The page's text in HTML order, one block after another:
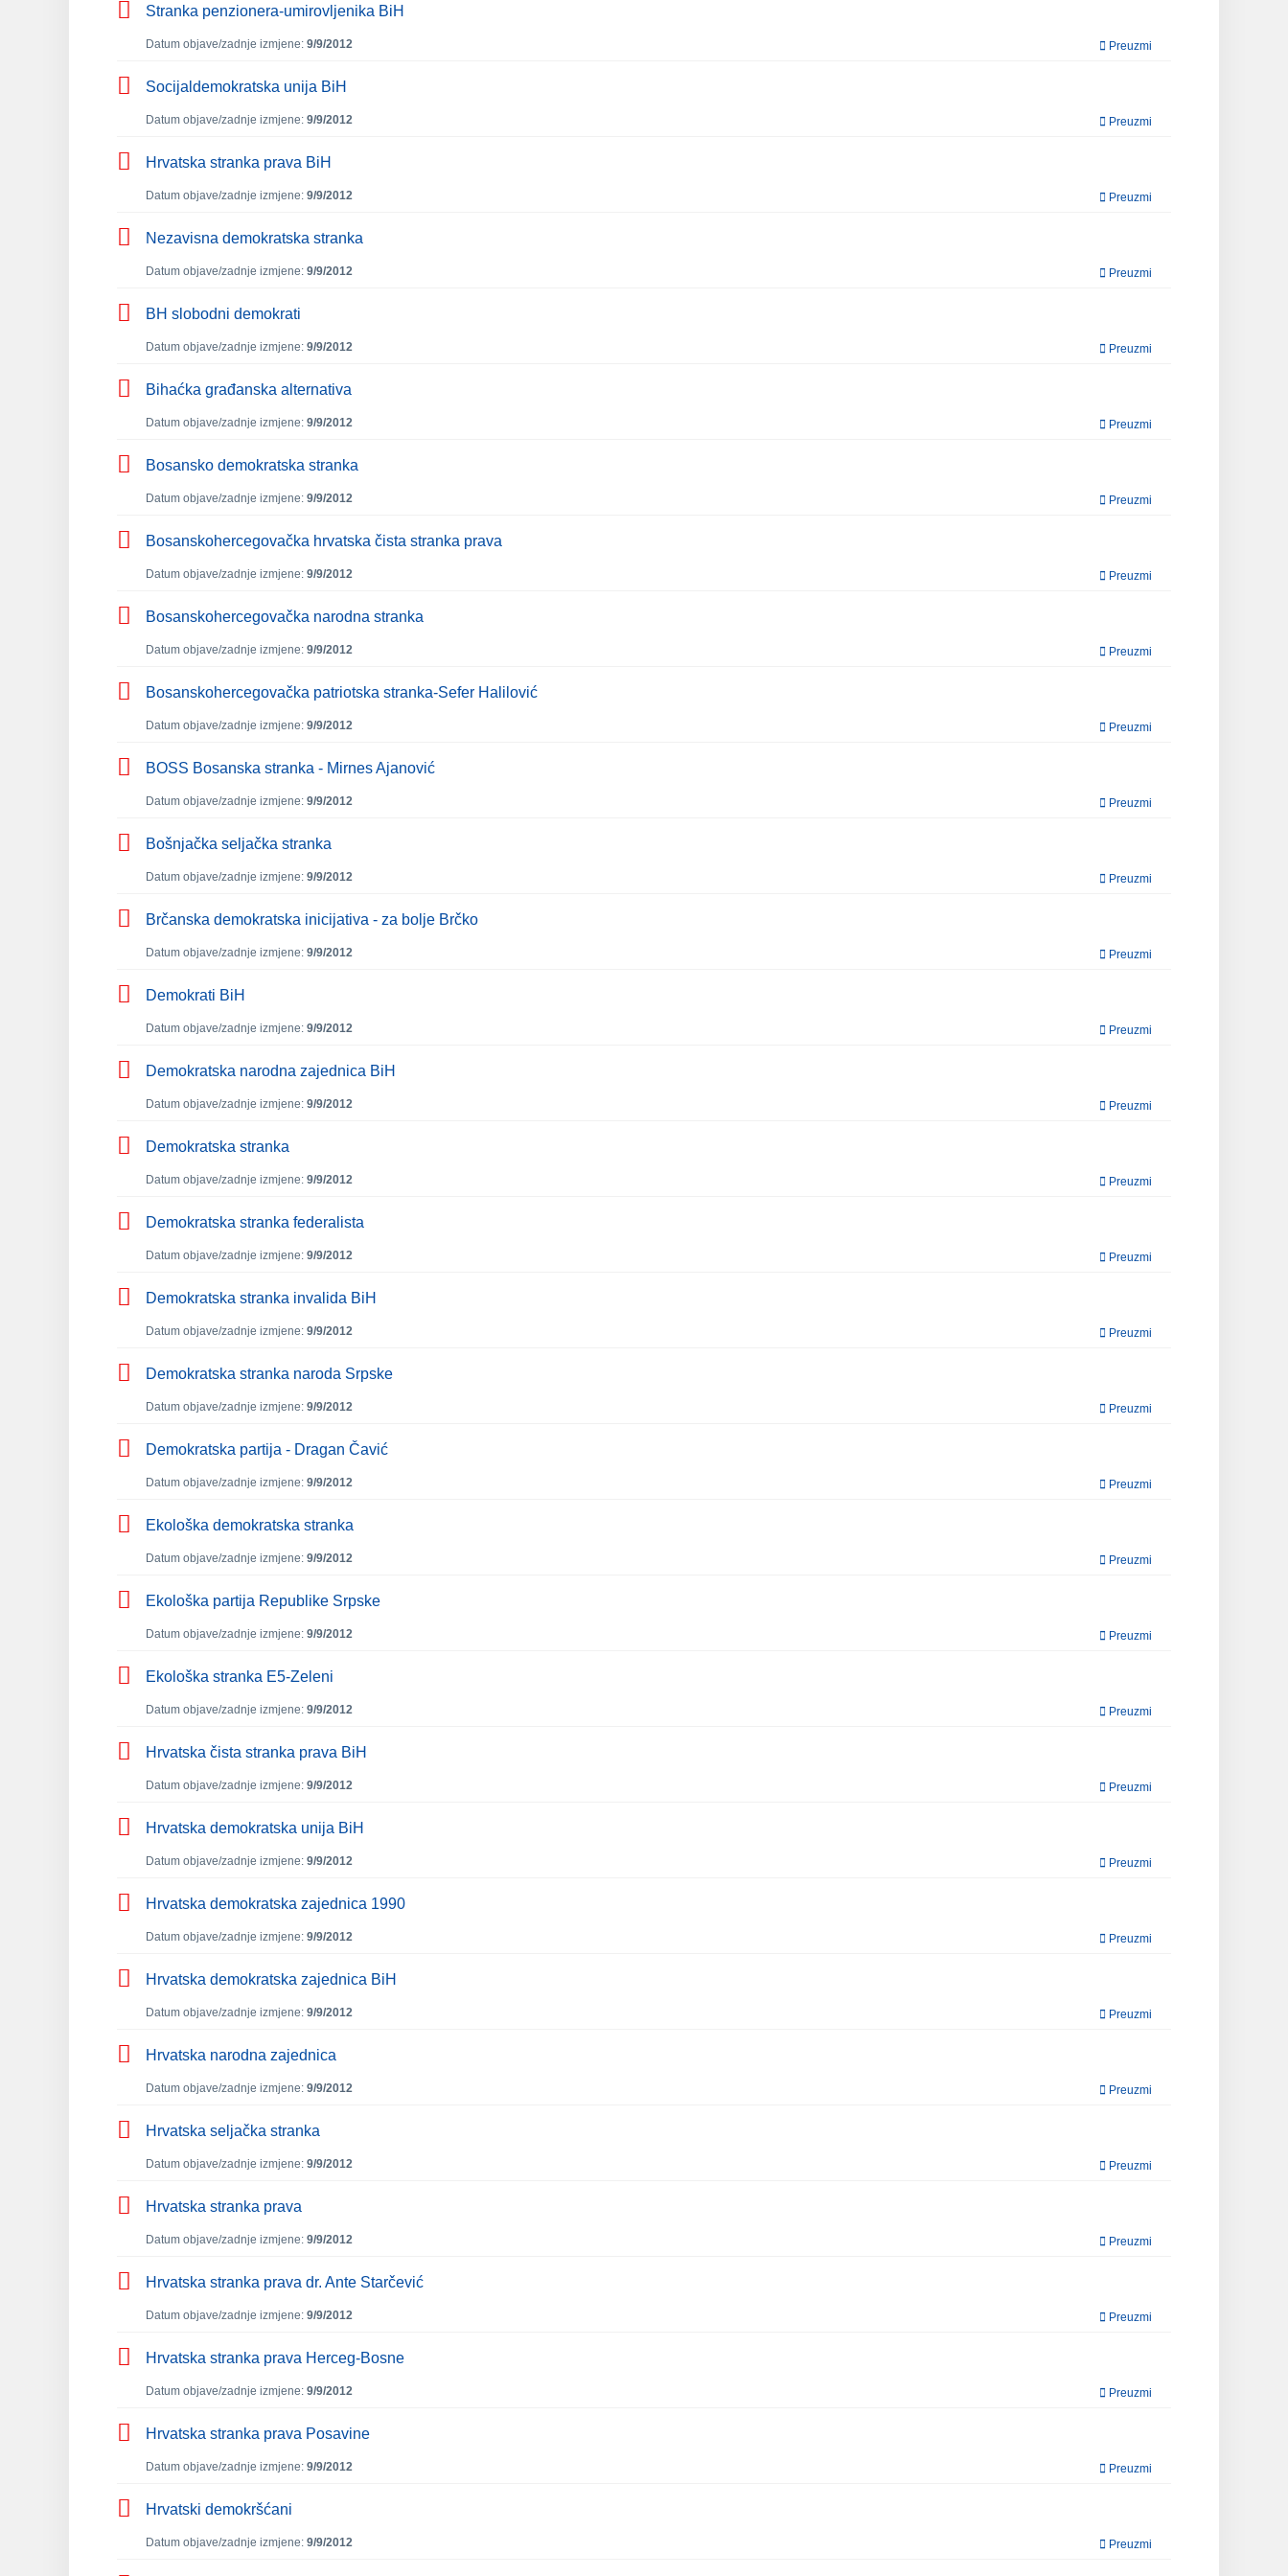
Stranka penzionera-umirovljenika BiH
Datum objave/zadnje izmjene: 9/9/2012 Preuzmi
Socijaldemokratska unija BiH
Datum objave/zadnje izmjene: 9/9/2012 Preuzmi
Hrvatska stranka prava BiH
Datum objave/zadnje izmjene: 9/9/2012 Preuzmi
Nezavisna demokratska stranka
Datum objave/zadnje izmjene: 9/9/2012 Preuzmi
BH slobodni demokrati
Datum objave/zadnje izmjene: 9/9/2012 Preuzmi
Bihaćka građanska alternativa
Datum objave/zadnje izmjene: 9/9/2012 Preuzmi
Bosansko demokratska stranka
Datum objave/zadnje izmjene: 9/9/2012 Preuzmi
Bosanskohercegovačka hrvatska čista stranka prava
Datum objave/zadnje izmjene: 9/9/2012 Preuzmi
Bosanskohercegovačka narodna stranka
Datum objave/zadnje izmjene: 9/9/2012 Preuzmi
Bosanskohercegovačka patriotska stranka-Sefer Halilović
Datum objave/zadnje izmjene: 9/9/2012 Preuzmi
BOSS Bosanska stranka - Mirnes Ajanović
Datum objave/zadnje izmjene: 9/9/2012 Preuzmi
Bošnjačka seljačka stranka
Datum objave/zadnje izmjene: 9/9/2012 Preuzmi
Brčanska demokratska inicijativa - za bolje Brčko
Datum objave/zadnje izmjene: 9/9/2012 Preuzmi
Demokrati BiH
Datum objave/zadnje izmjene: 9/9/2012 Preuzmi
Demokratska narodna zajednica BiH
Datum objave/zadnje izmjene: 9/9/2012 Preuzmi
Demokratska stranka
Datum objave/zadnje izmjene: 9/9/2012 Preuzmi
Demokratska stranka federalista
Datum objave/zadnje izmjene: 9/9/2012 Preuzmi
Demokratska stranka invalida BiH
Datum objave/zadnje izmjene: 9/9/2012 Preuzmi
Demokratska stranka naroda Srpske
Datum objave/zadnje izmjene: 9/9/2012 Preuzmi
Demokratska partija - Dragan Čavić
Datum objave/zadnje izmjene: 9/9/2012 Preuzmi
Ekološka demokratska stranka
Datum objave/zadnje izmjene: 9/9/2012 Preuzmi
Ekološka partija Republike Srpske
Datum objave/zadnje izmjene: 9/9/2012 Preuzmi
Ekološka stranka E5-Zeleni
Datum objave/zadnje izmjene: 9/9/2012 Preuzmi
Hrvatska čista stranka prava BiH
Datum objave/zadnje izmjene: 9/9/2012 Preuzmi
Hrvatska demokratska unija BiH
Datum objave/zadnje izmjene: 9/9/2012 Preuzmi
Hrvatska demokratska zajednica 1990
Datum objave/zadnje izmjene: 9/9/2012 Preuzmi
Hrvatska demokratska zajednica BiH
Datum objave/zadnje izmjene: 9/9/2012 Preuzmi
Hrvatska narodna zajednica
Datum objave/zadnje izmjene: 9/9/2012 Preuzmi
Hrvatska seljačka stranka
Datum objave/zadnje izmjene: 9/9/2012 Preuzmi
Hrvatska stranka prava
Datum objave/zadnje izmjene: 9/9/2012 Preuzmi
Hrvatska stranka prava dr. Ante Starčević
Datum objave/zadnje izmjene: 9/9/2012 Preuzmi
Hrvatska stranka prava Herceg-Bosne
Datum objave/zadnje izmjene: 9/9/2012 Preuzmi
Hrvatska stranka prava Posavine
Datum objave/zadnje izmjene: 9/9/2012 Preuzmi
Hrvatski demokršćani
Datum objave/zadnje izmjene: 9/9/2012 Preuzmi